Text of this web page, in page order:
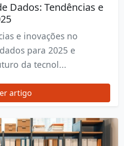
Dados: Tendências e
e inovações no
para 2025 e
da tecnol...
artigo